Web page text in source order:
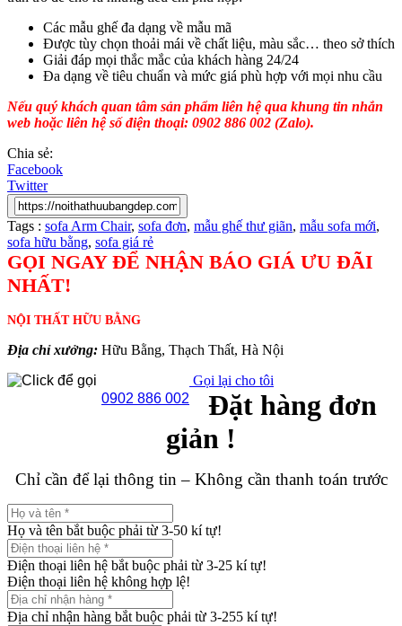
Các mẫu ghế đa dạng về mẫu mã
Được tùy chọn thoải mái về chất liệu, màu sắc… theo sở thích
Giải đáp mọi thắc mắc của khách hàng 24/24
Đa dạng về tiêu chuẩn và mức giá phù hợp với mọi nhu cầu
Nếu quý khách quan tâm sản phẩm liên hệ qua khung tin nhắn
web hoặc liên hệ số điện thoại: 0902 886 002 (Zalo).
Chia sẻ:
Facebook
Twitter
Tags : sofa Arm Chair, sofa đơn, mẫu ghế thư giãn, mẫu sofa mới,
sofa hữu bằng, sofa giá rẻ
GỌI NGAY ĐỂ NHẬN BÁO GIÁ ƯU ĐÃI
NHẤT!
NỘI THẤT HỮU BẰNG
Địa chỉ xưởng: Hữu Bằng, Thạch Thất, Hà Nội
0902 886 002
Gọi lại cho tôi
Đặt hàng đơn
giản !
Chỉ cần để lại thông tin – Không cần thanh toán trước
Họ và tên bắt buộc phải từ 3-50 kí tự!
Điện thoại liên hệ bắt buộc phải từ 3-25 kí tự!
Điện thoại liên hệ không hợp lệ!
Địa chỉ nhận hàng bắt buộc phải từ 3-255 kí tự!